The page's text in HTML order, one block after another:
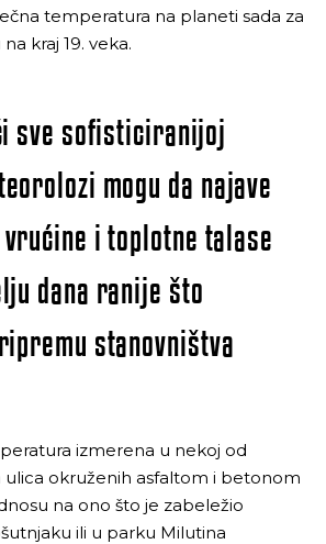
temperatura na planeti sada za
na kraj 19. veka.
sve sofisticiranijoj
mogu da najave
i toplotne talase
dana ranije što
stanovništva
izmerena u nekoj od
ulica okruženih asfaltom i betonom
na ono što je zabeležio
ili u parku Milutina